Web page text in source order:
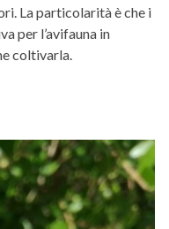
La particolarità è che i
per l’avifauna in
coltivarla.